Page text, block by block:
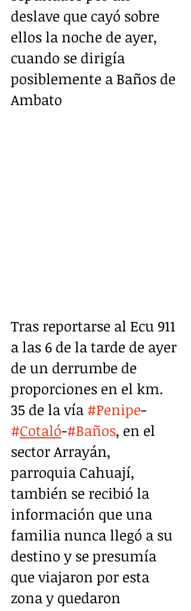
deslave que cayó sobre
ellos la noche de ayer,
cuando se dirigía
posiblemente a Baños de
Ambato
Tras reportarse al Ecu 911
a las 6 de la tarde de ayer
de un derrumbe de
proporciones en el km.
35 de la vía #Penipe-
#Cotaló-#Baños, en el
sector Arrayán,
parroquia Cahuají,
también se recibió la
información que una
familia nunca llegó a su
destino y se presumía
que viajaron por esta
zona y quedaron